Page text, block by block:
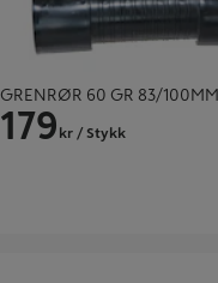
GRENRØR 60 GR 83/100MM
179 kr / Stykk